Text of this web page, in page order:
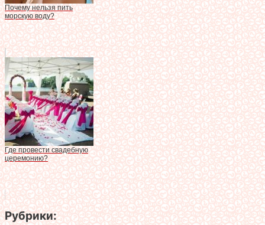
Почему нельзя пить
морскую воду?
Где провести свадебную
церемонию?
Рубрики: